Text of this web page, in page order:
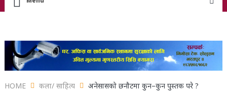
HOME कला/ साहित्य अनेसासको छनौटमा कुन–कुन पुस्तक परे ?